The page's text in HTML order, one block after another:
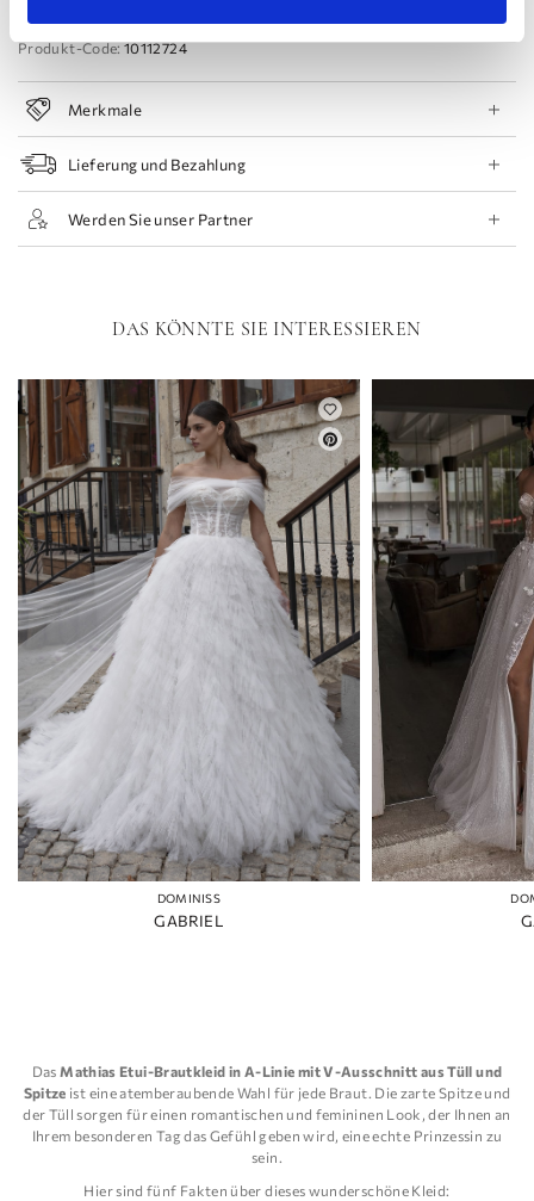
Produkt-Code: 10112724
Merkmale
Lieferung und Bezahlung
Werden Sie unser Partner
DAS KÖNNTE SIE INTERESSIEREN
DOMINISS
GABRIEL
DasMathias Etui-Brautkleid in A-Linie mit V-Ausschnitt aus Tüll und
Spitze ist eine atemberaubende Wahl für jede Braut. Die zarte Spitze und
der Tüll sorgen für einen romantischen und femininen Look, der Ihnen an
Ihrem besonderen Tag das Gefühl geben wird, eine echte Prinzessin zu
sein.
Hier sind fünf Fakten über dieses wunderschöne Kleid: